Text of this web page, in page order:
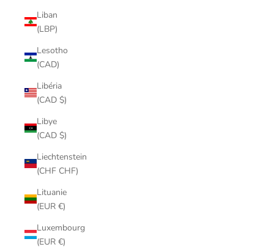
Liban
(LBP)
Lesotho
(CAD)
Libéria
(CAD $)
Libye
(CAD $)
Liechtenstein
(CHF CHF)
Lituanie
(EUR €)
Luxembourg
(EUR €)